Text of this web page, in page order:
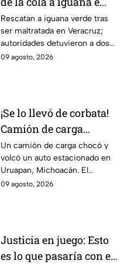
intenta robársela en
Veracruz; hay dos
detenidos (VIDEO)
Rescatan a iguana verde tras
ser maltratada en Veracruz;
autoridades detuvieron a dos
implicados y recuerdan las
09 agosto, 2026
¡Se lo llevó de corbata!
Camión de carga
arrastra auto
estacionado en
Uruapan, Michoacán
(VIDEO)
Un camión de carga chocó y
volcó un auto estacionado en
Uruapan, Michoacán. El
insólito momento quedó
09 agosto, 2026
Justicia en juego: Esto
es lo que pasaría con el